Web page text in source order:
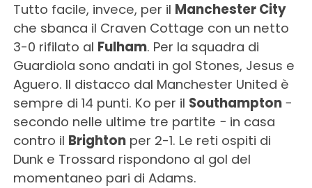
Tutto facile, invece, per il Manchester City
che sbanca il Craven Cottage con un netto
3-0 rifilato al Fulham. Per la squadra di
Guardiola sono andati in gol Stones, Jesus e
Aguero. Il distacco dal Manchester United è
sempre di 14 punti. Ko per il Southampton −
secondo nelle ultime tre partite − in casa
contro il Brightonper 2-1. Le reti ospiti di
Dunk e Trossard rispondono al gol del
momentaneo pari di Adams.